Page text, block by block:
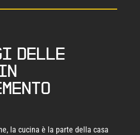
delle
la cucina è la parte della casa